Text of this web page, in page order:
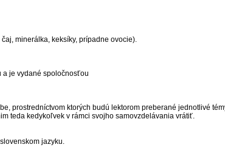
minerálka, keksíky, prípadne ovocie).
a je vydané spoločnosťou
prostredníctvom ktorých budú lektorom preberané jednotlivé
teda kedykoľvek v rámci svojho samovzdelávania vrátiť.
jazyku.